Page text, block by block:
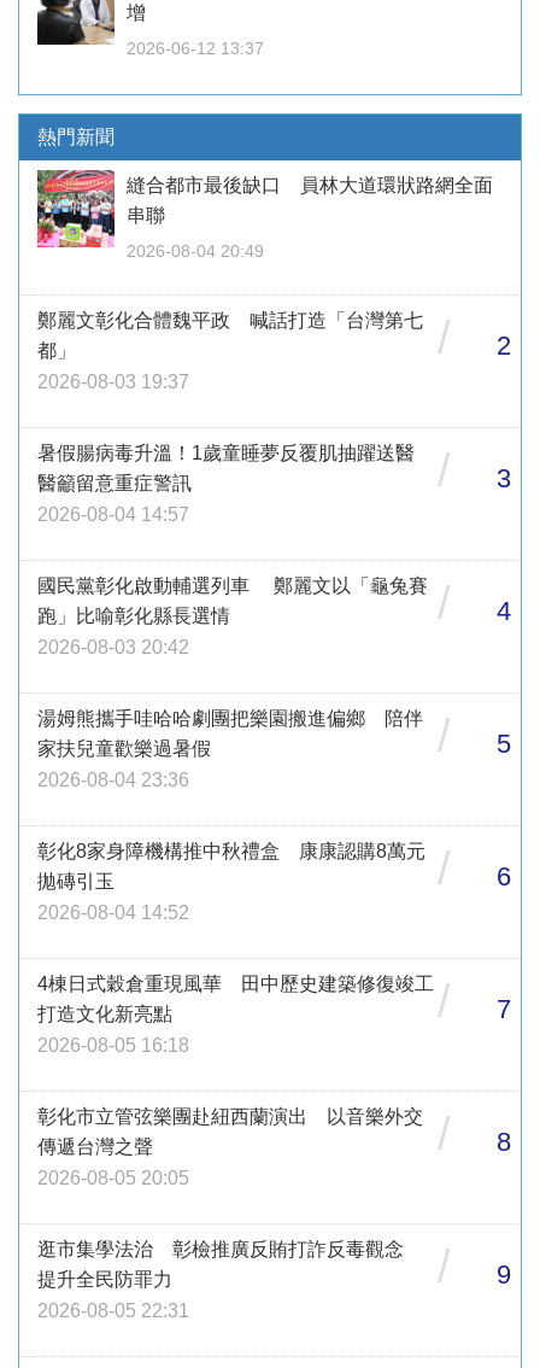
增
2026-06-12 13:37
熱門新聞
縫合都市最後缺口 員林大道環狀路網全面
串聯
2026-08-04 20:49
鄭麗文彰化合體魏平政 喊話打造「台灣第七
都」
2026-08-03 19:37
/ 2
暑假腸病毒升溫！1歲童睡夢反覆肌抽躍送醫
醫籲留意重症警訊
2026-08-04 14:57
/ 3
國民黨彰化啟動輔選列車 鄭麗文以「龜兔賽
跑」比喻彰化縣長選情
2026-08-03 20:42
/ 4
湯姆熊攜手哇哈哈劇團把樂園搬進偏鄉 陪伴
家扶兒童歡樂過暑假
2026-08-04 23:36
/ 5
彰化8家身障機構推中秋禮盒 康康認購8萬元
拋磚引玉
2026-08-04 14:52
/ 6
4棟日式穀倉重現風華 田中歷史建築修復竣工
打造文化新亮點
2026-08-05 16:18
/ 7
彰化市立管弦樂團赴紐西蘭演出 以音樂外交
傳遞台灣之聲
2026-08-05 20:05
/ 8
逛市集學法治 彰檢推廣反賄打詐反毒觀念
提升全民防罪力
2026-08-05 22:31
/ 9